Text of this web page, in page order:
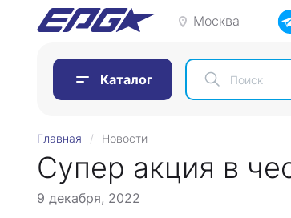
Москва
Каталог
Главная Новости
Супер акция в
9 декабря, 2022